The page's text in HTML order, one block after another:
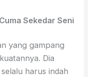
Sekedar Seni
yang gampang
Dia
harus indah